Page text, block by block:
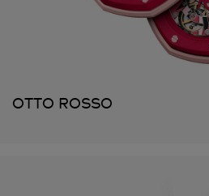
OTTO ROSSO